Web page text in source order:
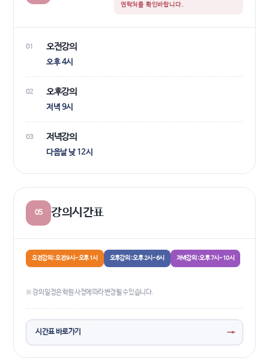
연락처를 확인바랍니다.
01 오전강의
오후 4시
02 오후강의
저녁 9시
03 저녁강의
다음날 낮 12시
05 강의시간표
오전강의 : 오전 9시~오후 1시 오후강의 : 오후 2시~6시 저녁강의 : 오후 7시~10시
※ 강의 일정은 학원 사정에 따라 변경될 수 있습니다.
시간표 바로가기 →